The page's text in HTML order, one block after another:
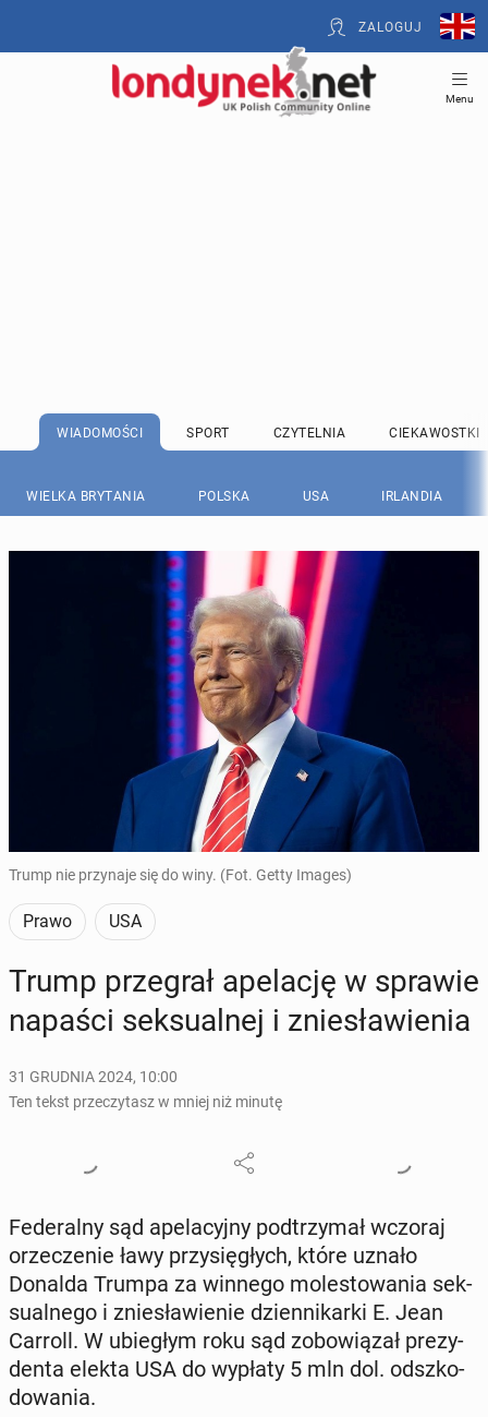
ZALOGUJ
Menu
WIADOMOŚCI SPORT CZYTELNIA CIEKAWOSTKI
WIELKA BRYTANIA POLSKA USA IRLANDIA
Trump nie przynaje się do winy. (Fot. Getty Images)
Prawo USA
Trump prze­grał ape­la­cję w sprawie
napaści sek­su­al­nej i znie­sła­wie­nia
31 GRUDNIA 2024, 10:00
Ten tekst przeczytasz w mniej niż minutę
Fe­de­ral­ny sąd ape­la­cyj­ny pod­trzy­mał wczoraj
orze­cze­nie ławy przy­się­głych, które uznało
Donalda Trumpa za winnego mo­le­sto­wa­nia sek­
su­al­ne­go i znie­sła­wie­nie dzien­ni­kar­ki E. Jean
Carroll. W ubie­głym roku sąd zo­bo­wią­zał pre­zy­
den­ta elekta USA do wypłaty 5 mln dol. od­szko­
do­wa­nia.